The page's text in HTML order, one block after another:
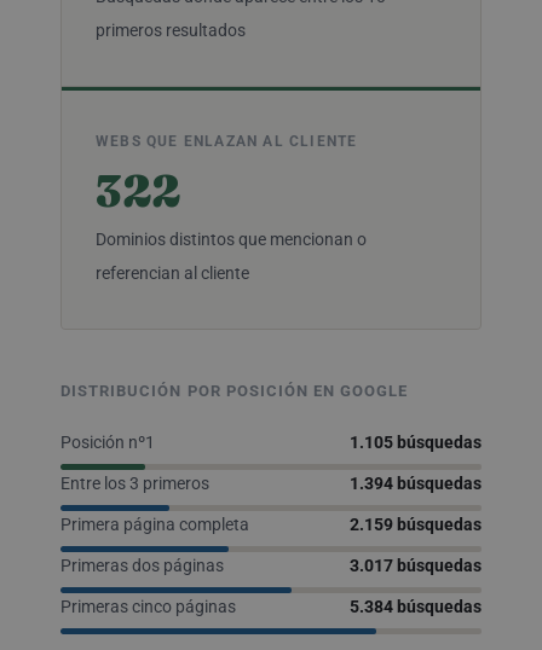
primeros resultados
WEBS QUE ENLAZAN AL CLIENTE
322
Dominios distintos que mencionan o
referencian al cliente
DISTRIBUCIÓN POR POSICIÓN EN GOOGLE
Posición nº1 1.105 búsquedas
Entre los 3 primeros 1.394 búsquedas
Primera página completa 2.159 búsquedas
Primeras dos páginas 3.017 búsquedas
Primeras cinco páginas 5.384 búsquedas